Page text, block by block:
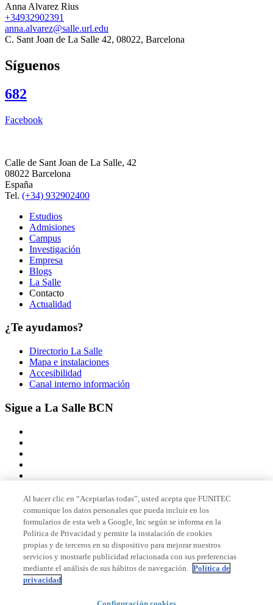
Anna Alvarez Rius
+34932902391
anna.alvarez@salle.url.edu
C. Sant Joan de La Salle 42, 08022, Barcelona
Síguenos
682
Facebook
Calle de Sant Joan de La Salle, 42
08022 Barcelona
España
Tel. (+34) 932902400
Estudios
Admisiones
Campus
Investigación
Empresa
Blogs
La Salle
Contacto
Actualidad
¿Te ayudamos?
Directorio La Salle
Mapa e instalaciones
Accesibilidad
Canal interno información
Sigue a La Salle BCN
Miembro de
Acreditaciones
Al hacer clic en “Aceptarlas todas”, usted acepta que FUNITEC
comunique los datos personales que pueda incluir en los
formularios de esta web a Google, Inc según se informa en la
Política de Privacidad y permite la instalación de cookies
propias y de terceros en su dispositivo para mejorar nuestros
servicios y mostrarle publicidad relacionada con sus preferencias
mediante el análisis de sus hábitos de navegación. Política de
privacidad